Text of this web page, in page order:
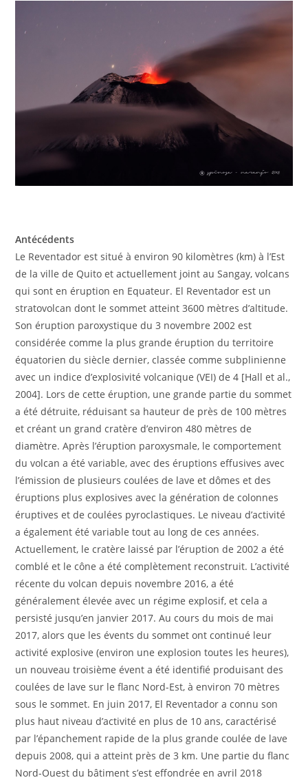
Antécédents
Le Reventador est situé à environ 90 kilomètres (km) à l’Est
de la ville de Quito et actuellement joint au Sangay, volcans
qui sont en éruption en Equateur. El Reventador est un
stratovolcan dont le sommet atteint 3600 mètres d’altitude.
Son éruption paroxystique du 3 novembre 2002 est
considérée comme la plus grande éruption du territoire
équatorien du siècle dernier, classée comme subplinienne
avec un indice d’explosivité volcanique (VEI) de 4 [Hall et al.,
2004]. Lors de cette éruption, une grande partie du sommet
a été détruite, réduisant sa hauteur de près de 100 mètres
et créant un grand cratère d’environ 480 mètres de
diamètre. Après l’éruption paroxysmale, le comportement
du volcan a été variable, avec des éruptions effusives avec
l’émission de plusieurs coulées de lave et dômes et des
éruptions plus explosives avec la génération de colonnes
éruptives et de coulées pyroclastiques. Le niveau d’activité
a également été variable tout au long de ces années.
Actuellement, le cratère laissé par l’éruption de 2002 a été
comblé et le cône a été complètement reconstruit. L’activité
récente du volcan depuis novembre 2016, a été
généralement élevée avec un régime explosif, et cela a
persisté jusqu’en janvier 2017. Au cours du mois de mai
2017, alors que les évents du sommet ont continué leur
activité explosive (environ une explosion toutes les heures),
un nouveau troisième évent a été identifié produisant des
coulées de lave sur le flanc Nord-Est, à environ 70 mètres
sous le sommet. En juin 2017, El Reventador a connu son
plus haut niveau d’activité en plus de 10 ans, caractérisé
par l’épanchement rapide de la plus grande coulée de lave
depuis 2008, qui a atteint près de 3 km. Une partie du flanc
Nord-Ouest du bâtiment s’est effondrée en avril 2018